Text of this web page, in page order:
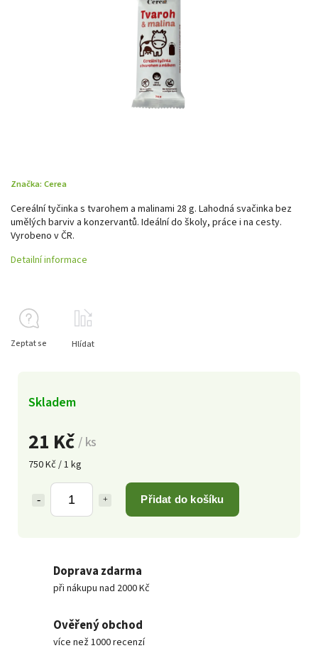
Značka: Cerea
21 Kč/ ks
750 Kč / 1 kg
Přidat do košíku
Skladem
Cereální tyčinka s tvarohem a malinami 28 g. Lahodná svačinka bez
umělých barviv a konzervantů. Ideální do školy, práce i na cesty.
Vyrobeno v ČR.
Detailní informace
Zeptat se Hlídat
Doprava zdarma
při nákupu nad 2000 Kč
Ověřený obchod
více než 1000 recenzí